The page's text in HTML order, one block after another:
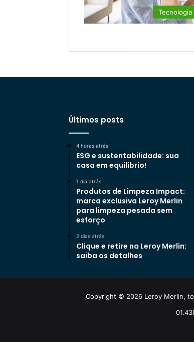
Tecnologia
Últimos posts
4 horas atrás
ESG e sustentabilidade: sua
casa em equilíbrio!
1 dia atrás
Produtos de Limpeza Impact:
marca exclusiva Leroy Merlin
para limpeza pesada sem
esforço
2 dias atrás
Clique e retire na Leroy Merlin:
saiba os detalhes
Copyright © 2026 Leroy Merlin,